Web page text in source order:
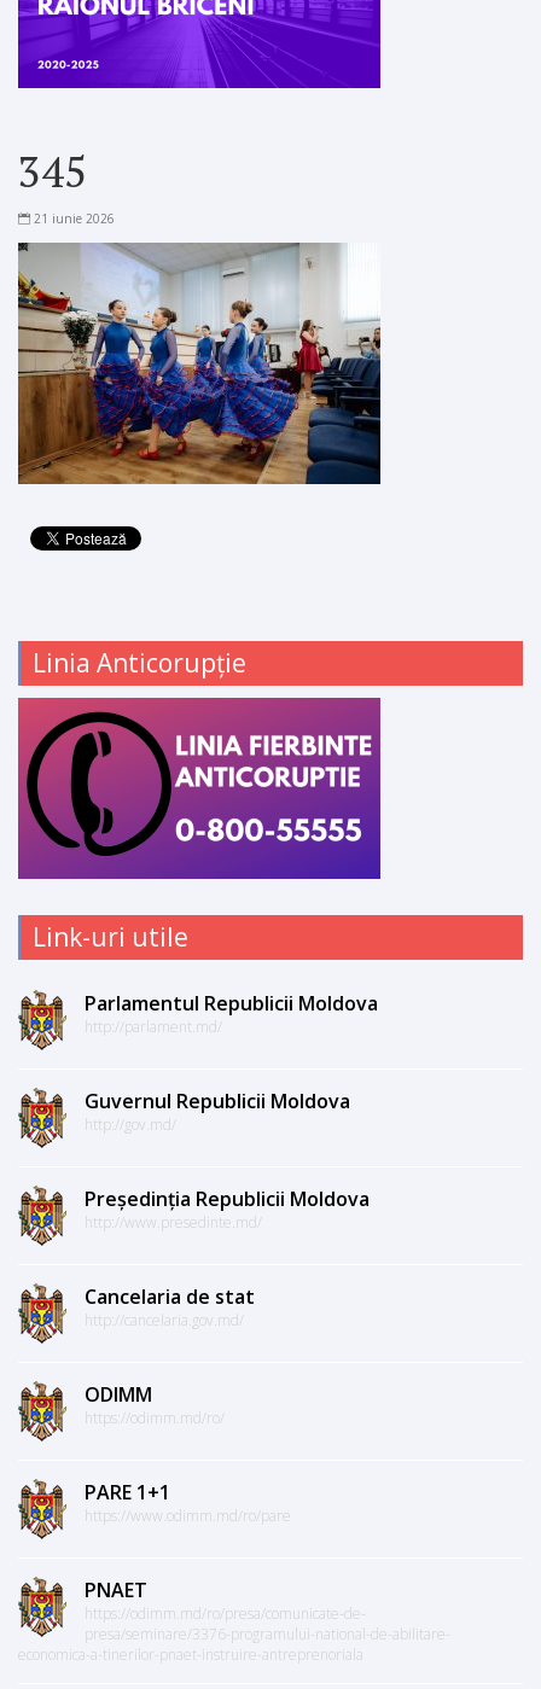
345
21 iunie 2026
Linia Anticorupție
Link-uri utile
Parlamentul Republicii Moldova
http://parlament.md/
Guvernul Republicii Moldova
http://gov.md/
Președinția Republicii Moldova
http://www.presedinte.md/
Cancelaria de stat
http://cancelaria.gov.md/
ODIMM
https://odimm.md/ro/
PARE 1+1
https://www.odimm.md/ro/pare
PNAET
https://odimm.md/ro/presa/comunicate-de-
presa/seminare/3376-programului-national-de-abilitare-
economica-a-tinerilor-pnaet-instruire-antreprenoriala